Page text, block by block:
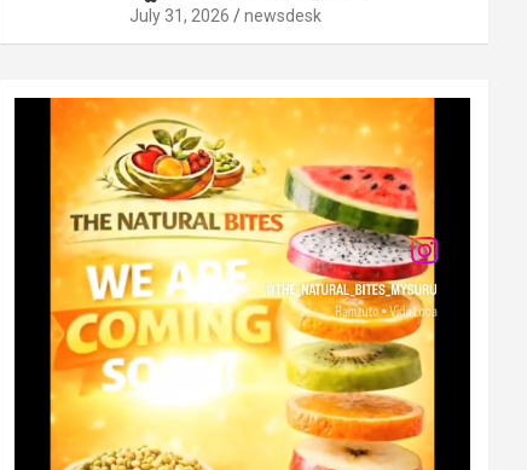
July 31, 2026 newsdesk